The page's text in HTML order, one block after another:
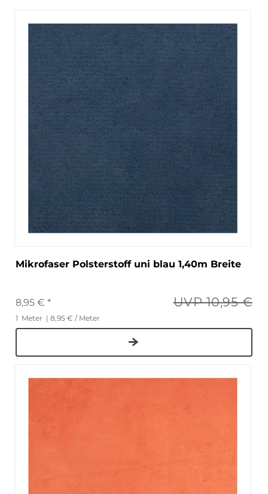
Mikrofaser Polsterstoff uni blau 1,40m Breite
UVP 10,95 €
8,95 € *
1 Meter | 8,95 € / Meter